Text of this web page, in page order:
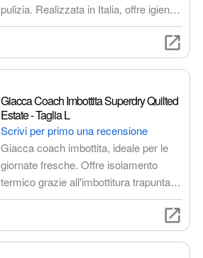
pulizia. Realizzata in Italia, offre igiene
e comfort al tuo felino, riducendo la
dispersione di sabbia e contenendo gli
odori.
Giacca Coach Imbottita Superdry Quilted
Estate - Taglia L
Scrivi per primo una recensione
Giacca coach imbottita, ideale per le
giornate fresche. Offre isolamento
termico grazie all'imbottitura trapuntata,
tessuto resistente alle intemperie,
tasche laterali e logo Superdry